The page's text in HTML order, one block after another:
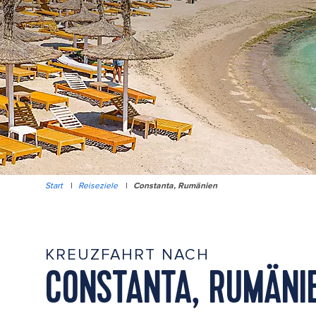
Start | Reiseziele | Constanta, Rumänien
KREUZFAHRT NACH
CONSTANTA,